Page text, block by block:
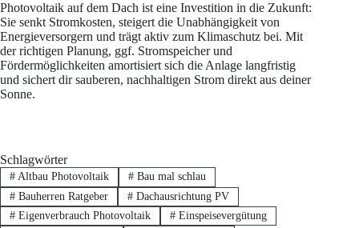
Photovoltaik auf dem Dach ist eine Investition in die Zukunft:
Sie senkt Stromkosten, steigert die Unabhängigkeit von
Energieversorgern und trägt aktiv zum Klimaschutz bei. Mit
der richtigen Planung, ggf. Stromspeicher und
Fördermöglichkeiten amortisiert sich die Anlage langfristig
und sichert dir sauberen, nachhaltigen Strom direkt aus deiner
Sonne.
Schlagwörter
#Altbau Photovoltaik #Bau mal schlau
#Bauherren Ratgeber #Dachausrichtung PV
#Eigenverbrauch Photovoltaik #Einspeisevergütung